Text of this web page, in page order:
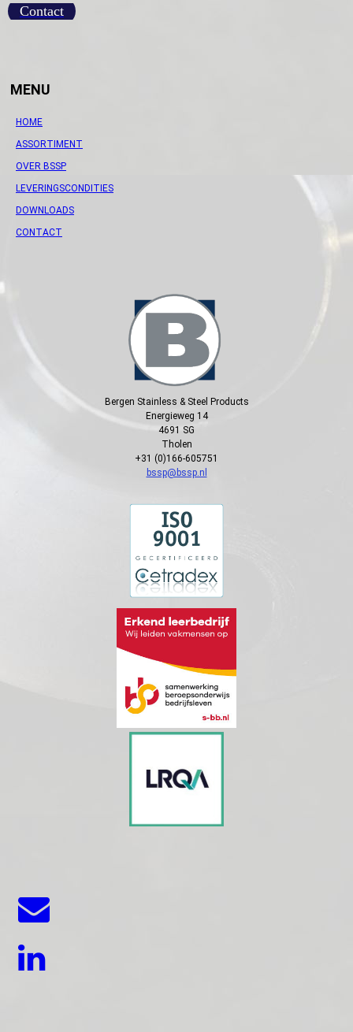
Contact
MENU
HOME
ASSORTIMENT
OVER BSSP
LEVERINGSCONDITIES
DOWNLOADS
CONTACT
Bergen Stainless & Steel Products
Energieweg 14
4691 SG
Tholen
+31 (0)166-605751
bssp@bssp.nl